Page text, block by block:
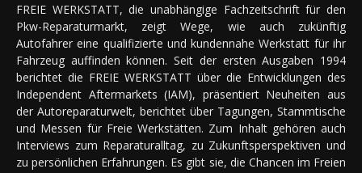
FREIE WERKSTATT, die unabhängige Fachzeitschrift für den
Pkw-Reparaturmarkt, zeigt Wege, wie auch zukünftig
Autofahrer eine qualifizierte und kundennahe Werkstatt für ihr
Fahrzeug auffinden können. Seit der ersten Ausgaben 1994
berichtet die FREIE WERKSTATT über die Entwicklungen des
Independent Aftermarkets (IAM), präsentiert Neuheiten aus
der Autoreparaturwelt, berichtet über Tagungen, Stammtische
und Messen für Freie Werkstätten. Zum Inhalt gehören auch
Interviews zum Reparaturalltag, zu Zukunftsperspektiven und
zu persönlichen Erfahrungen. Es gibt sie, die Chancen im Freien